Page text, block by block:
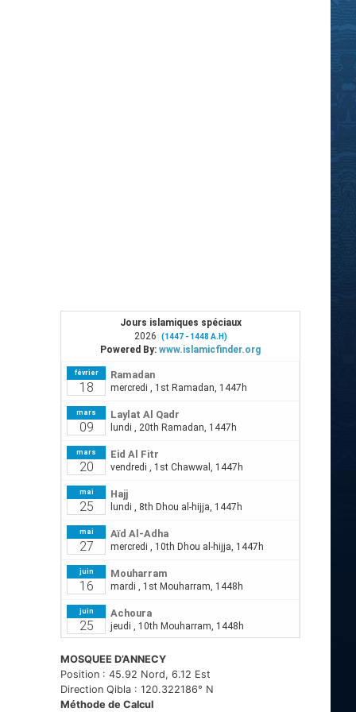
MOSQUEE D’ANNECY
Position : 45.92 Nord, 6.12 Est
Direction Qibla : 120.322186° N
Méthode de Calcul